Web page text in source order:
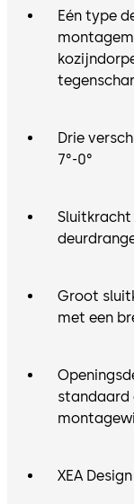
Eén type
Drie
7°-0°
Groot
met een
standaard
XEA Design